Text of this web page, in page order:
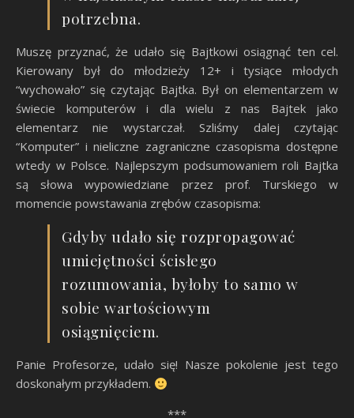
potrzebna.
Muszę przyznać, że udało się Bajtkowi osiągnąć ten cel.
Kierowany był do młodzieży 12+ i tysiące młodych
“wychowało” się czytając Bajtka. Był on elementarzem w
świecie komputerów i dla wielu z nas Bajtek jako
elementarz nie wystarczał. Szliśmy dalej czytając
“Komputer” i nieliczne zagraniczne czasopisma dostępne
wtedy w Polsce. Najlepszym podsumowaniem roli Bajtka
są słowa wypowiedziane przez prof. Turskiego w
momencie powstawania zrębów czasopisma:
Gdyby udało się rozpropagować
umiejętności ścisłego
rozumowania, byłoby to samo w
sobie wartościowym
osiągnięciem.
Panie Profesorze, udało się! Nasze pokolenie jest tego
doskonałym przykładem.
***